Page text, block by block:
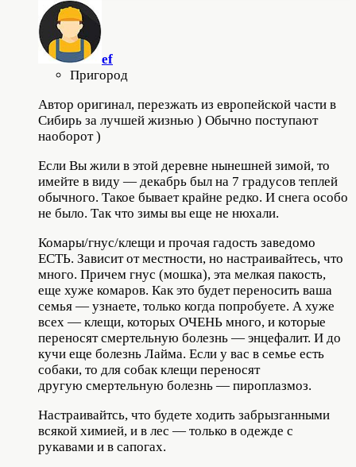
ef
Пригород
Автор оригинал, перезжать из европейской части в
Сибирь за лучшей жизнью ) Обычно поступают
наоборот )
Если Вы жили в этой деревне нынешней зимой, то
имейте в виду — декабрь был на 7 градусов теплей
обычного. Такое бывает крайне редко. И снега особо
не было. Так что зимы вы еще не нюхали.
Комары/гнус/клещи и прочая гадость заведомо
ЕСТЬ. Зависит от местности, но настраивайтесь, что
много. Причем гнус (мошка), эта мелкая пакость,
еще хуже комаров. Как это будет переносить ваша
семья — узнаете, только когда попробуете. А хуже
всех — клещи, которых ОЧЕНЬ много, и которые
переносят смертельную болезнь — энцефалит. И до
кучи еще болезнь Лайма. Если у вас в семье есть
собаки, то для собак клещи переносят
другую смертельную болезнь — пироплазмоз.
Настраивайтсь, что будете ходить забрызганными
всякой химией, и в лес — только в одежде с
рукавами и в сапогах.